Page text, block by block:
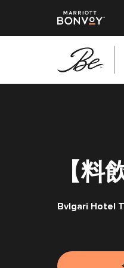
【料
Bvlgari Hotel